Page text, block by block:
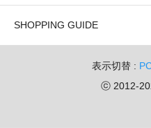
SHOPPING GUIDE
表示切替 :
ⓒ 2012-